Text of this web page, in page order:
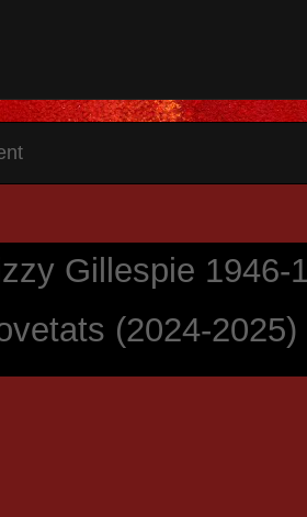
Gillespie 1946-
(2024-2025)